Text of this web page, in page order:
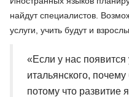
найдут специалистов.
услуги, учить будут и
«Если у нас появится
итальянского,
потому что развитие